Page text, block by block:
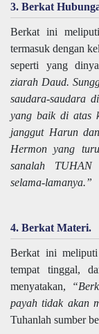
3. Berkat
Berkat ini
termasuk dengan
seperti yang
ziarah Daud.
saudara-saudara
yang baik di atas
janggut Harun
Hermon yang
sanalah TUHAN
selama-lamanya.”
4. Berkat Materi.
Berkat ini
tempat tinggal,
menyatakan,
payah tidak akan
Tuhanlah sumber